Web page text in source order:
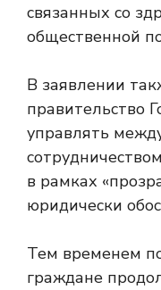
связанных со
общественной
В заявлении
правительство
управлять
в рамках
юридически
Тем временем
граждане